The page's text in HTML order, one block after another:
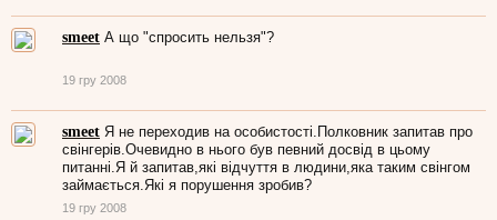
smeet А що "спросить нельзя"?
19 гру 2008
smeet Я не переходив на особистості.Полковник запитав про
свінгерів.Очевидно в нього був певний досвід в цьому
питанні.Я й запитав,які відчуття в людини,яка таким свінгом
займається.Які я порушення зробив?
19 гру 2008